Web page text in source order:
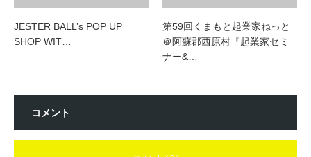
JESTER BALL’s POP UP
SHOP WIT…
第59回くまもと起業家ねっと
＠阿蘇郡西原村『起業家セミ
ナー&…
コメント